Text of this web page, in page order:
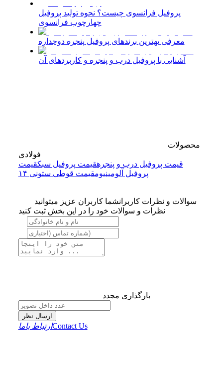
پروفیل فرانسوی چیست؟ نحوه تولید پروفیل
چهارچوب فرانسوی
معرفی بهترین برندهای پروفیل پنجره دوجداره
آشنایی با پروفیل درب و پنجره و کاربردهای آن
محصولات
فولادی
قیمت پروفیل درب و پنجرهقیمت پروفیل سبکقیمت
پروفیل آلومینیومقیمت قوطی ستونی ۱۴
سوالات و نظرات کاربرانشما کاربران عزیز میتوانید
نظرات و سوالات خود را در این بخش ثبت کنید
بارگذاری مجدد
ارسال نظر
ارتباط باماContact Us